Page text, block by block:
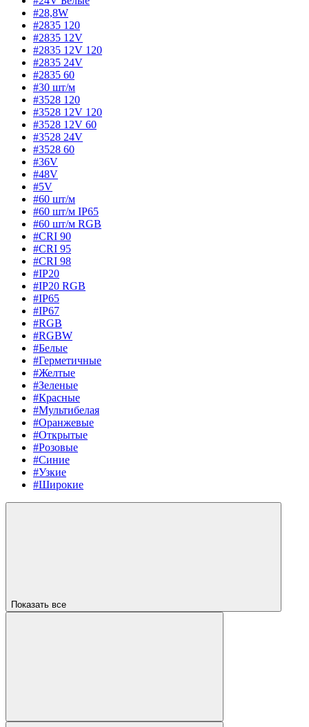
#28,8W
#2835 120
#2835 12V
#2835 12V 120
#2835 24V
#2835 60
#30 шт/м
#3528 120
#3528 12V 120
#3528 12V 60
#3528 24V
#3528 60
#36V
#48V
#5V
#60 шт/м
#60 шт/м IP65
#60 шт/м RGB
#CRI 90
#CRI 95
#CRI 98
#IP20
#IP20 RGB
#IP65
#IP67
#RGB
#RGBW
#Белые
#Герметичные
#Желтые
#Зеленые
#Красные
#Мультибелая
#Оранжевые
#Открытые
#Розовые
#Синие
#Узкие
#Широкие
Показать все